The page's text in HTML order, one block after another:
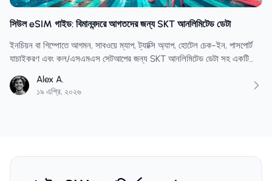
সিউল eSIM গাইড: বিমানবন্দরে আগতদের জন্য SKT আনলিমিটেড ডেটা
ইনচিয়ন বা গিম্পোতে আগমন, সাবওয়ে ম্যাপ, ট্যাক্সি অ্যাপ, হোটেল চেক-ইন, পাসপোর্ট
যাচাইকরণ এবং কল/এসএমএস সেটআপের জন্য SKT আনলিমিটেড ডেটা সহ একটি
Alex A.
১৯ এপ্রি, ২০২৬